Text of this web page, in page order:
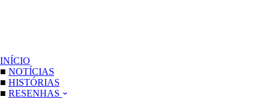
INÍCIO
■ NOTÍCIAS
■ HISTÓRIAS
■ RESENHAS